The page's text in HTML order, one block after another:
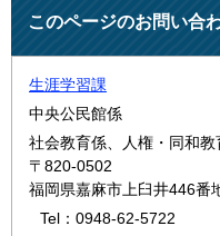
このページのお問い合
生涯学習課
中央公民館係
社会教育係、人権・同和
〒820-0502
福岡県嘉麻市上臼井446
Tel：0948-62-5722